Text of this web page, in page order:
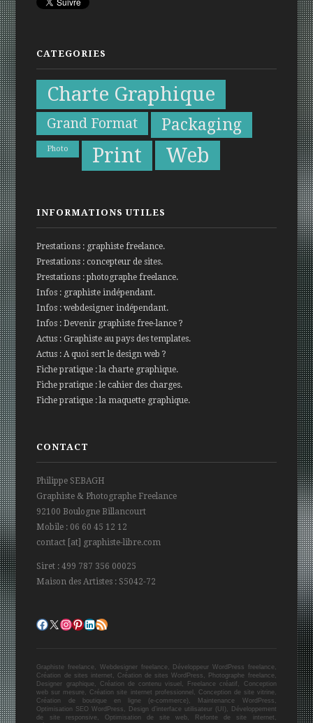
CATEGORIES
Charte Graphique
Grand Format Packaging
Photo Print Web
INFORMATIONS UTILES
Prestations : graphiste freelance.
Prestations : concepteur de sites.
Prestations : photographe freelance.
Infos : graphiste indépendant.
Infos : webdesigner indépendant.
Infos : Devenir graphiste free-lance ?
Actus : Graphiste au pays des templates.
Actus : A quoi sert le design web ?
Fiche pratique : la charte graphique.
Fiche pratique : le cahier des charges.
Fiche pratique : la maquette graphique.
CONTACT
Philippe SEBAGH
Graphiste & Photographe Freelance
92100 Boulogne Billancourt
Mobile : 06 60 45 12 12
contact [at] graphiste-libre.com
Siret : 499 787 356 00025
Maison des Artistes : S5042-72
Profil Facebook
Profil Twitter
Profil Instagram
Page Pinterest
Page Linkedin
Flux RSS
Graphiste freelance, Webdesigner freelance, Développeur WordPress freelance,
Création de sites internet, Création de sites WordPress, Photographe freelance,
Designer graphique, Création de contenu visuel, Freelance créatif, Conception
web sur mesure, Création site internet professionnel, Conception de site vitrine,
Création de boutique en ligne (e-commerce), Maintenance WordPress,
Optimisation SEO WordPress, Design d’interface utilisateur (UI), Développement
de site responsive, Optimisation de site web, Refonte de site internet,